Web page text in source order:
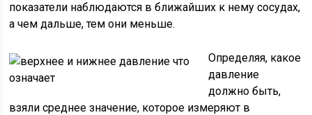
показатели наблюдаются в ближайших к нему сосудах,
а чем дальше, тем они меньше.
Определяя, какое
давление
должно быть,
взяли среднее значение, которое измеряют в